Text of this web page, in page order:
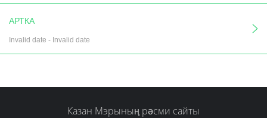
АРТКА
Invalid date - Invalid date
Казан Мэрының рәсми сайты